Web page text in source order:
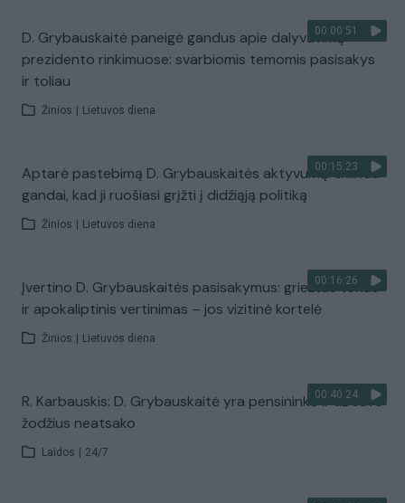
00:00:51
D. Grybauskaitė paneigė gandus apie dalyvavimą
prezidento rinkimuose: svarbiomis temomis pasisakys
ir toliau
Žinios | Lietuvos diena
00:15:23
Aptarė pastebimą D. Grybauskaitės aktyvumą: sklinda
gandai, kad ji ruošiasi grįžti į didžiąją politiką
Žinios | Lietuvos diena
00:16:26
Įvertino D. Grybauskaitės pasisakymus: griežtas tonas
ir apokaliptinis vertinimas – jos vizitinė kortelė
Žinios | Lietuvos diena
00:40:24
R. Karbauskis: D. Grybauskaitė yra pensininkė ir už savo
žodžius neatsako
Laidos | 24/7